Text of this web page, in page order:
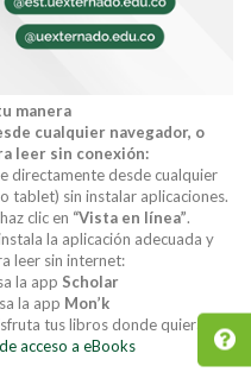
manera
cualquier navegador, o
leer sin conexión:
directamente desde cualquier
tablet) sin instalar aplicaciones.
clic en “Vista en línea”.
la aplicación adecuada y
leer sin internet:
la app Scholar
la app Mon’k
tus libros donde quieras.
acceso a eBooks